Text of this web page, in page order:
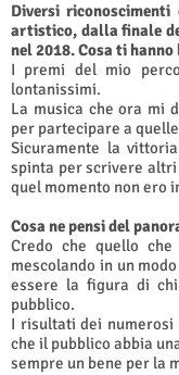
Diversi
artistico, dalla finale
nel 2018. Cosa ti
I premi del mio
lontanissimi.
La musica che ora mi
per partecipare a
Sicuramente la
spinta per scrivere
quel momento non ero
Cosa ne pensi del
Credo che quello
mescolando in un
essere la figura di
pubblico.
I risultati dei numerosi
che il pubblico abbia
sempre un bene per la